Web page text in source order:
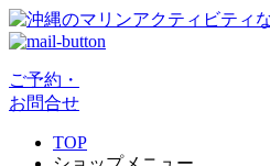
ご予約・
お問合せ
TOP